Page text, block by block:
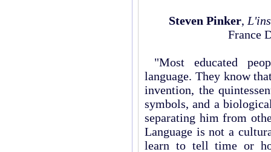
Steven Pinker,
France
"Most educated
language. They know
invention, the
symbols, and a
separating him from
Language is not a
learn to tell time or